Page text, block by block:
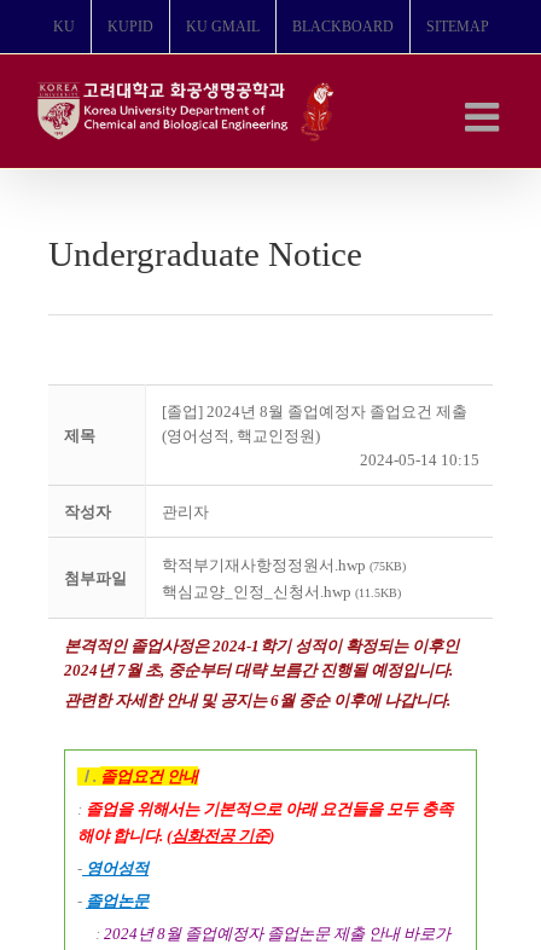
뛰
KU KUPID KU GMAIL BLACKBOARD SITEMAP
Undergraduate Notice
제목
[졸업] 2024년 8월 졸업예정자 졸업요건 제출
(영어성적, 핵교인정원)
2024-05-14 10:15
작성자 관리자
첨부파일
학적부기재사항정정원서.hwp (75KB)
핵심교양_인정_신청서.hwp (11.5KB)
본격적인 졸업사정은2024-1 학기 성적이 확정되는 이후인
2024년 7월 초, 중순부터 대략 보름간 진행될 예정입니다.
관련한 자세한 안내 및 공지는 6월 중순 이후에 나갑니다.
Ⅰ . 졸업요건 안내
: 졸업을 위해서는 기본적으로 아래 요건들을 모두 충족
해야 합니다. (심화전공 기준)
- 영어성적
- 졸업논문
: 2024년8월 졸업예정자 졸업논문 제출 안내 바로가